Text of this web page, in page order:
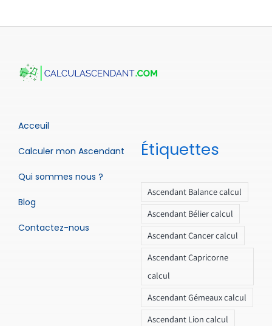
Acceuil
Calculer mon Ascendant
Qui sommes nous ?
Blog
Contactez-nous
Étiquettes
Ascendant Balance calcul
Ascendant Bélier calcul
Ascendant Cancer calcul
Ascendant Capricorne
calcul
Ascendant Gémeaux calcul
Ascendant Lion calcul